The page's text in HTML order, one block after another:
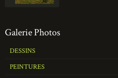
Galerie Photos
DESSINS
PEINTURES